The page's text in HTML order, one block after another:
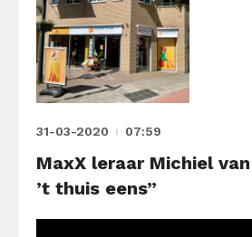
31-03-2020 07:59
MaxX leraar Michiel
’t thuis eens”